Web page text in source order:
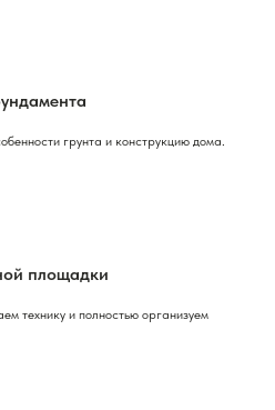
грунта и конструкцию дома.
площадки
технику и полностью организуем